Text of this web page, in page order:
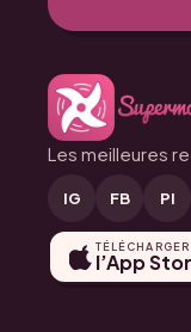
Les meilleures
IG FB PI
TÉLÉCHARGER
l’App